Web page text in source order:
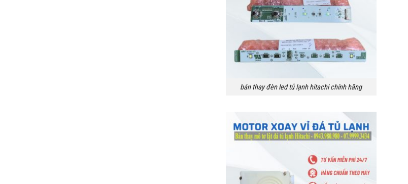
bán thay đèn led tủ lạnh hitachi chính hãng